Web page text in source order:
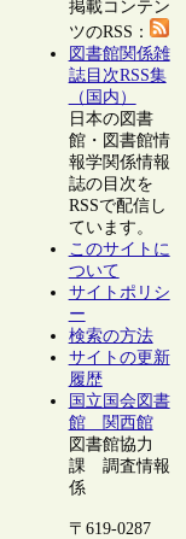
掲載コンテン
ツのRSS：
図書館関係雑
誌目次RSS集
（国内）
日本の図書
館・図書館情
報学関係情報
誌の目次を
RSSで配信し
ています。
このサイトに
ついて
サイトポリシ
ー
検索の方法
サイトの更新
履歴
国立国会図書
館 関西館
図書館協力
課 調査情報
係
〒619-0287